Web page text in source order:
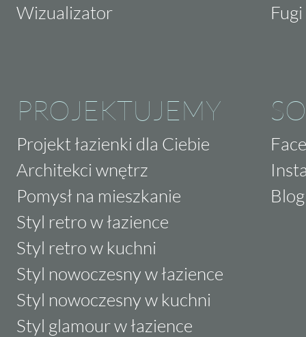
Wizualizator
PROJEKTUJEMY
Projekt łazienki dla Ciebie
Architekci wnętrz
Pomysł na mieszkanie
Styl retro w łazience
Styl retro w kuchni
Styl nowoczesny w łazience
Styl nowoczesny w kuchni
Styl glamour w łazience
Blog